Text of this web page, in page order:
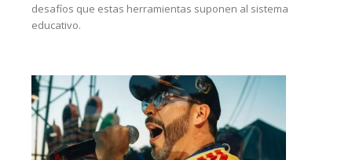
desafíos que estas herramientas suponen al sistema
educativo.